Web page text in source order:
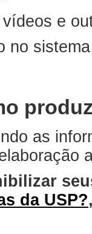
e
no
as
da USP?